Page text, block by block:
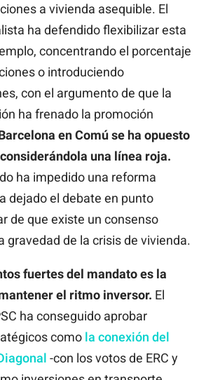
a vivienda asequible. El
ha defendido flexibilizar esta
concentrando el porcentaje
o introduciendo
con el argumento de que la
ha frenado la promoción
en Comú se ha opuesto
una línea roja.
ha impedido una reforma
dejado el debate en punto
de que existe un consenso
gravedad de la crisis de vivienda.
fuertes del mandato es la
el ritmo inversor. El
ha conseguido aprobar
como la conexión del
-con los votos de ERC y